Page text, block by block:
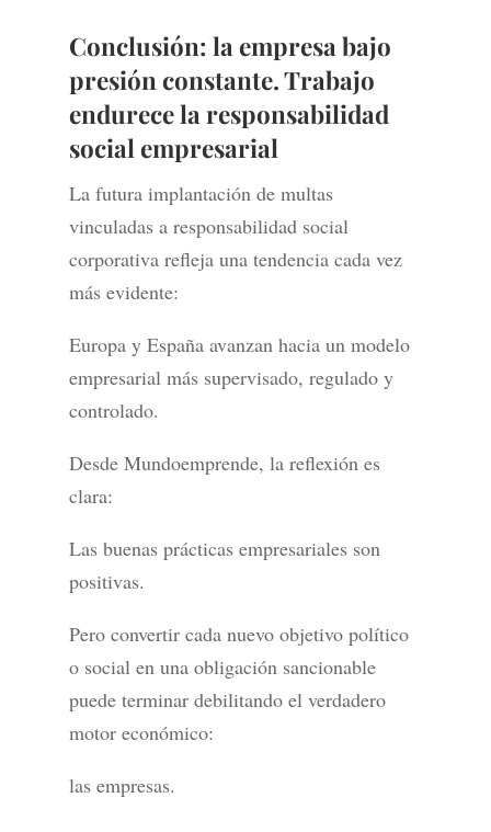
Conclusión: la empresa bajo
presión constante. Trabajo
endurece la responsabilidad
social empresarial
La futura implantación de multas
vinculadas a responsabilidad social
corporativa refleja una tendencia cada vez
más evidente:
Europa y España avanzan hacia un modelo
empresarial más supervisado, regulado y
controlado.
Desde Mundoemprende, la reflexión es
clara:
Las buenas prácticas empresariales son
positivas.
Pero convertir cada nuevo objetivo político
o social en una obligación sancionable
puede terminar debilitando el verdadero
motor económico:
las empresas.